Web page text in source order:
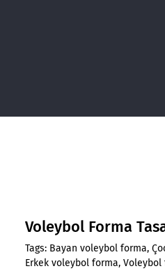
Voleybol Forma
Tags: Bayan voleybol forma,
Erkek voleybol forma,